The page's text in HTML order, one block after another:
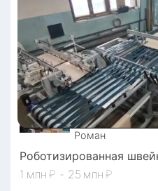
Роман
Роботизированная
1
₽ - 25 ₽